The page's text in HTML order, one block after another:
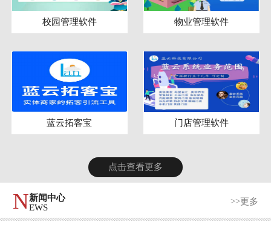
校园管理软件 物业管理软件
蓝云拓客宝 门店管理软件
点击查看更多
N新闻中心
EWS
>>更多